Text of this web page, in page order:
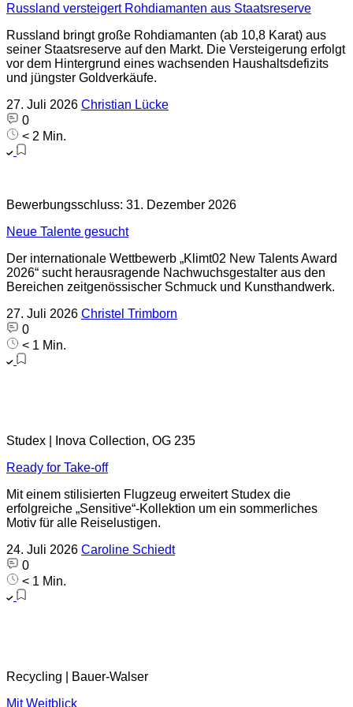
Russland versteigert Rohdiamanten aus Staatsreserve
Russland bringt große Rohdiamanten (ab 10,8 Karat) aus
seiner Staatsreserve auf den Markt. Die Versteigerung erfolgt
vor dem Hintergrund eines wachsenden Haushaltsdefizits
und jüngster Goldverkäufe.
27. Juli 2026 Christian Lücke
0
< 2 Min.
Bewerbungsschluss: 31. Dezember 2026
Neue Talente gesucht
Der internationale Wettbewerb „Klimt02 New Talents Award
2026“ sucht herausragende Nachwuchsgestalter aus den
Bereichen zeitgenössischer Schmuck und Kunsthandwerk.
27. Juli 2026 Christel Trimborn
0
< 1 Min.
Studex | Inova Collection, OG 235
Ready for Take-off
Mit einem stilisierten Flugzeug erweitert Studex die
erfolgreiche „Sensitive“-Kollektion um ein sommerliches
Motiv für alle Reiselustigen.
24. Juli 2026 Caroline Schiedt
0
< 1 Min.
Recycling | Bauer-Walser
Mit Weitblick